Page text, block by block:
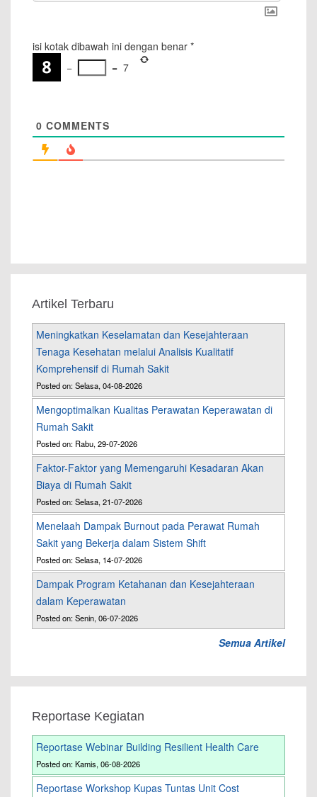
isi kotak dibawah ini dengan benar *
−
= 7
0 COMMENTS
Artikel Terbaru
Meningkatkan Keselamatan dan Kesejahteraan
Tenaga Kesehatan melalui Analisis Kualitatif
Komprehensif di Rumah Sakit
Posted on: Selasa, 04-08-2026
Mengoptimalkan Kualitas Perawatan Keperawatan di
Rumah Sakit
Posted on: Rabu, 29-07-2026
Faktor-Faktor yang Memengaruhi Kesadaran Akan
Biaya di Rumah Sakit
Posted on: Selasa, 21-07-2026
Menelaah Dampak Burnout pada Perawat Rumah
Sakit yang Bekerja dalam Sistem Shift
Posted on: Selasa, 14-07-2026
Dampak Program Ketahanan dan Kesejahteraan
dalam Keperawatan
Posted on: Senin, 06-07-2026
Semua Artikel
Reportase Kegiatan
Reportase Webinar Building Resilient Health Care
Posted on: Kamis, 06-08-2026
Reportase Workshop Kupas Tuntas Unit Cost